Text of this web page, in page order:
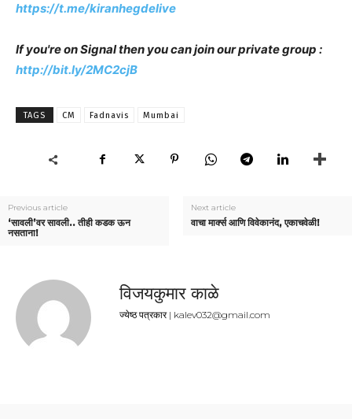
https://t.me/kiranhegdelive
If you're on Signal then you can join our private group :
http://bit.ly/2MC2cjB
TAGS CM Fadnavis Mumbai
Previous article
‘सावली’वर सावली.. तीही कडक ऊन
नसताना!
Next article
वाचा मार्क्स आणि विवेकानंद, एकाचवेळी!
विजयकुमार काळे
ज्येष्ठ पत्रकार | kalev032@gmail.com